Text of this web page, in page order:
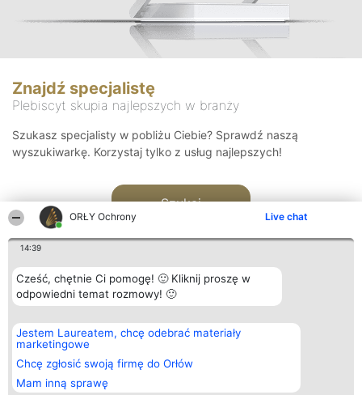
ORŁY Ochrony Live chat
14:39
Cześć, chętnie Ci pomogę! 🙂 Kliknij proszę w
odpowiedni temat rozmowy! 🙂
Jestem Laureatem, chcę odebrać materiały
marketingowe
Chcę zgłosić swoją firmę do Orłów
Mam inną sprawę
Znajdź specjalistę
Plebiscyt skupia najlepszych w branży
Szukasz specjalisty w pobliżu Ciebie? Sprawdź naszą
wyszukiwarkę. Korzystaj tylko z usług najlepszych!
Szukaj
Organizator plebiscytu
Bright Side Solutions sp. z o.
o. sp. k.
ul. Ruska 22
Wrocław 50-079
KRS 0000749100 | Regon
Plebiscyt
Laureaci
wszystkich
Laureatów
Kontakt
Kontakt